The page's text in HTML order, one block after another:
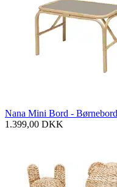
Nana Mini Bord -
1.399,00 DKK